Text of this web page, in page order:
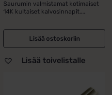
Saurumin valmistamat kotimaiset
14K kultaiset kalvosinnapit....
Lisää ostoskoriin
Lisää toivelistalle